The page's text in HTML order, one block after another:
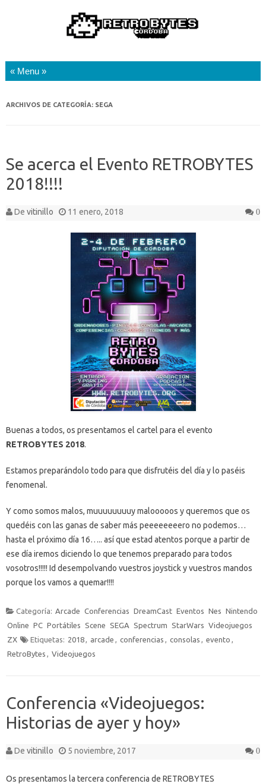
Saltar al contenido
ARCHIVOS DE CATEGORÍA: SEGA
Se acerca el Evento RETROBYTES
2018!!!!
De vitinillo 11 enero, 2018 0
Buenas a todos, os presentamos el cartel para el evento
RETROBYTES 2018.
Estamos preparándolo todo para que disfrutéis del día y lo paséis
fenomenal.
Y como somos malos, muuuuuuuuy malooooos y queremos que os
quedéis con las ganas de saber más peeeeeeeero no podemos…
hasta el próximo día 16….. así que estad atentos porque a partir de
ese día iremos diciendo lo que tenemos preparado para todos
vosotros!!!!! Id desempolvando vuestros joystick y vuestros mandos
porque los vamos a quemar!!!!
Categoría: Arcade Conferencias DreamCast Eventos Nes Nintendo
Online PC Portátiles Scene SEGA Spectrum StarWars Videojuegos
ZX
Etiquetas: 2018, arcade , conferencias , consolas , evento ,
RetroBytes , Videojuegos
Conferencia «Videojuegos:
Historias de ayer y hoy»
De vitinillo 5 noviembre, 2017 0
Os presentamos la tercera conferencia de RETROBYTES